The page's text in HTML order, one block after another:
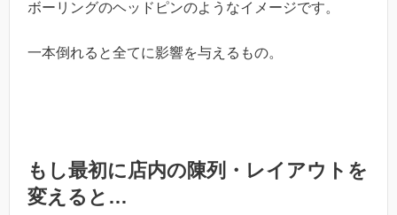
ボーリングのヘッドピンのようなイメージです。
一本倒れると全てに影響を与えるもの。
もし最初に店内の陳列・レイアウトを
変えると…